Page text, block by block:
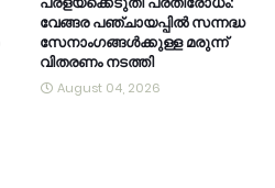
വേങ്ങര പഞ്ചായപ്പിൽ സന്നദ്ധ
സേനാംഗങ്ങൾക്കുള്ള മരുന്ന്
വിതരണം നടത്തി
August 04, 2026